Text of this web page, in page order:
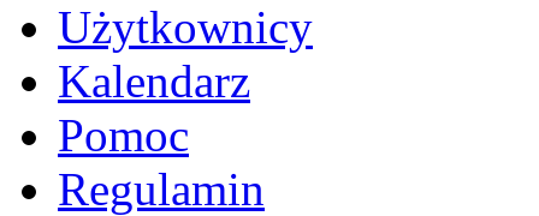
Użytkownicy
Kalendarz
Pomoc
Regulamin